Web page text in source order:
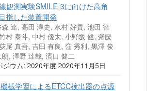
観測実験SMILE-3に向けた高角
指した装置開発
達, 高田 淳史, 水村 好貴, 池田 智
村 泰斗, 中村 優太, 小野坂 健, 齋藤
尾 真吾, 吉田 有良, 窪 秀利, 黒澤 俊
, 澤野 達哉, 濱口 健二
ジウム: 2020年度 2020年11月5日
械学習によるETCC検出器の点源